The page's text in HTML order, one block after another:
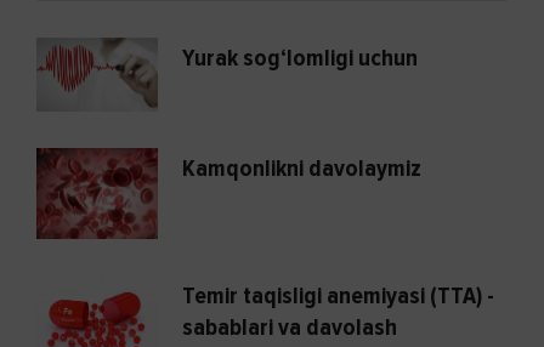
Yurak sog‘lomligi uchun
Kamqonlikni davolaymiz
Temir taqisligi anemiyasi (TTA) -
sabablari va davolash